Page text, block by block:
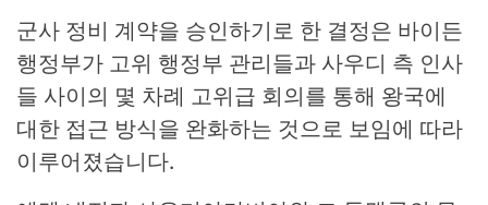
군사 정비 계약을 승인하기로 한 결정은 바이든
행정부가 고위 행정부 관리들과 사우디 측 인사
들 사이의 몇 차례 고위급 회의를 통해 왕국에
대한 접근 방식을 완화하는 것으로 보임에 따라
이루어졌습니다.